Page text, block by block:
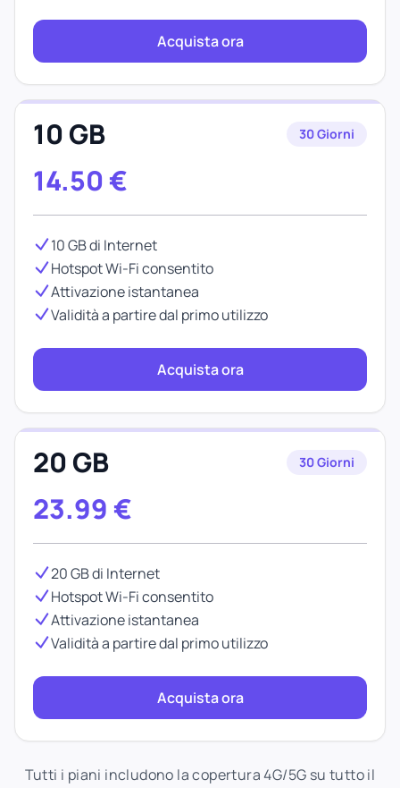
Acquista ora
10 GB 30 Giorni
14.50 €
10 GB di Internet
Hotspot Wi-Fi consentito
Attivazione istantanea
Validità a partire dal primo utilizzo
Acquista ora
20 GB 30 Giorni
23.99 €
20 GB di Internet
Hotspot Wi-Fi consentito
Attivazione istantanea
Validità a partire dal primo utilizzo
Acquista ora
Tutti i piani includono la copertura 4G/5G su tutto il